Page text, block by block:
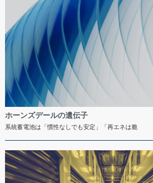
ホーンズデールの遺伝子
系統蓄電池は「慣性なしでも安定」「再エネは脆